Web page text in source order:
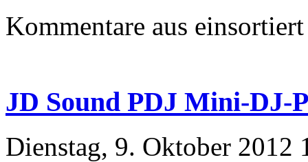
Kommentare aus
JD Sound PDJ Mini-DJ-
Dienstag, 9. Oktober 2012